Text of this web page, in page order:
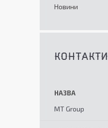
Новини
КОНТАКТИ
MT Group